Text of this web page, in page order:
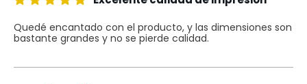
Quedé encantado con el producto, y las dimensiones son
bastante grandes y no se pierde calidad.